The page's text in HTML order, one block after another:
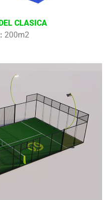
CLASICA
200m2